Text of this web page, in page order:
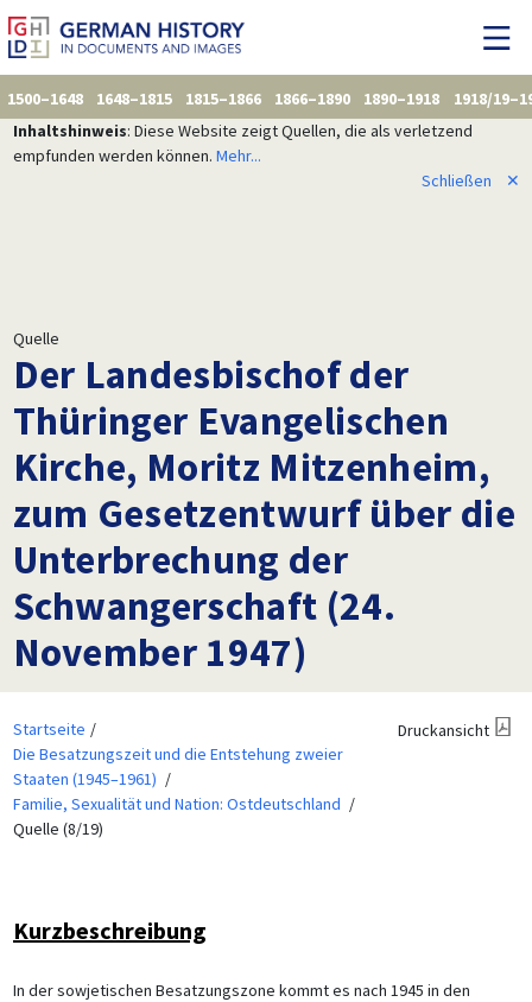
1500–1648 1648–1815 1815–1866 1866–1890 1890–1918
1918/
Inhaltshinweis: Diese Website zeigt Quellen, die als verletzend
empfunden werden können. Mehr...
Schließen
✕
Quelle
Der Landesbischof der
Thüringer Evangelischen
Kirche, Moritz Mitzenheim,
zum Gesetzentwurf über die
Unterbrechung der
Schwangerschaft (24.
November 1947)
Startseite
Die Besatzungszeit und die Entstehung zweier
Staaten (1945–1961)
Familie, Sexualität und Nation: Ostdeutschland
Quelle (8/19)
Druckansicht
Kurzbeschreibung
In der sowjetischen Besatzungszone kommt es nach 1945 in den